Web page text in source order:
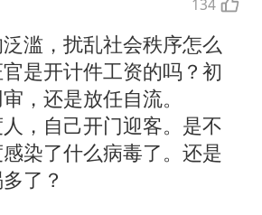
134
滥，扰乱社会秩序怎么
是开计件工资的吗？初
，还是放任自流。
，自己开门迎客。是不
染了什么病毒了。还是
了？